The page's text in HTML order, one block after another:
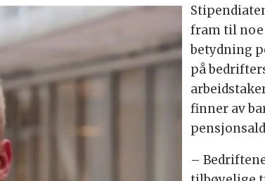
fram til
betydning
på
finner av
–